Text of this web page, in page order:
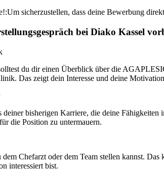
Um sicherzustellen, dass deine Bewerbung
bei Diako Kassel
du dir einen Überblick über die
Das zeigt dein Interesse und deine
deiner bisherigen Karriere, die deine
die Position zu untermauern.
Chefarzt oder dem Team stellen kannst.
interessiert bist.